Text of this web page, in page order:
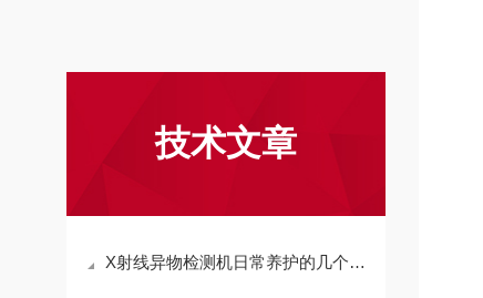
技术文章
X射线异物检测机日常养护的几个观察点